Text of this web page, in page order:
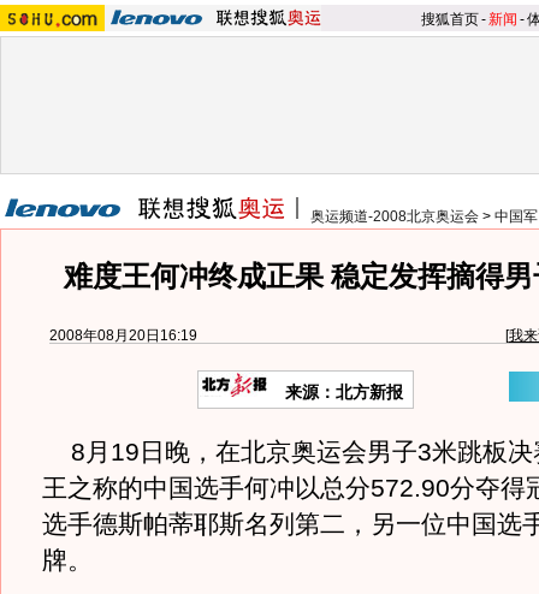
搜狐首页-新闻 -
奥运频道-2008北京奥运会 > 中国
难度王何冲终成正果 稳定发挥摘得
2008年08月20日16:19 [我
来源：北方新报
8月19日晚，在北京奥运会男子3米跳板决
王之称的中国选手何冲以总分572.90分夺得
选手德斯帕蒂耶斯名列第二，另一位中国选
牌。